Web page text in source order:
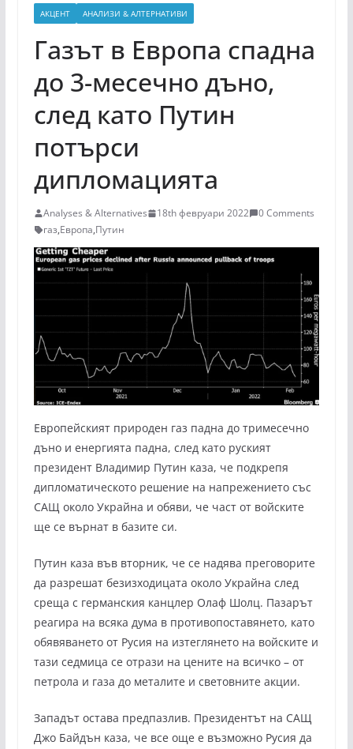
АКЦЕНТ АНАЛИЗИ & АЛТЕРНАТИВИ
Газът в Европа спадна
до 3-месечно дъно,
след като Путин
потърси
дипломацията
Analyses & Alternatives 18th февруари 2022
0 Comments
газ,Европа,Путин
Европейският природен газ падна до тримесечно
дъно и енергията падна, след като руският
президент Владимир Путин каза, че подкрепя
дипломатическото решение на напрежението със
САЩ около Украйна и обяви, че част от войските
ще се върнат в базите си.
Путин каза във вторник, че се надява преговорите
да разрешат безизходицата около Украйна след
среща с германския канцлер Олаф Шолц. Пазарът
реагира на всяка дума в противопоставянето, като
обявяването от Русия на изтеглянето на войските и
тази седмица се отрази на цените на всичко – от
петрола и газа до металите и световните акции.
Западът остава предпазлив. Президентът на САЩ
Джо Байдън каза, че все още е възможно Русия да